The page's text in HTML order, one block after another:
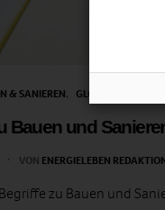
& SANIEREN GLOSSAR
Bauen und
VON ENERGIELEBEN
zu Bauen und